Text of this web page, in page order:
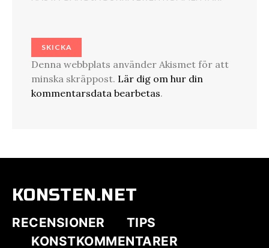
Denna webbplats använder Akismet för att
minska skräppost. Lär dig om hur din
kommentarsdata bearbetas.
KONSTEN.NET
RECENSIONER
TIPS
KONSTKOMMENTARER